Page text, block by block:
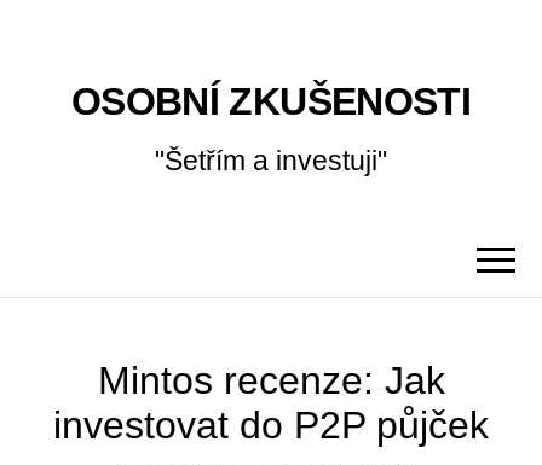
OSOBNÍ ZKUŠENOSTI
"Šetřím a investuji"
Mintos recenze: Jak
investovat do P2P půjček